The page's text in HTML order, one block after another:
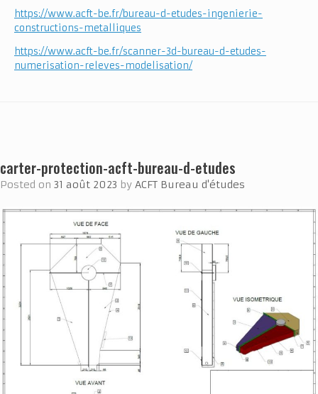
https://www.acft-be.fr/bureau-d-etudes-ingenierie-
constructions-metalliques
https://www.acft-be.fr/scanner-3d-bureau-d-etudes-
numerisation-releves-modelisation/
carter-protection-acft-bureau-d-etudes
Posted on 31 août 2023 by ACFT Bureau d'études